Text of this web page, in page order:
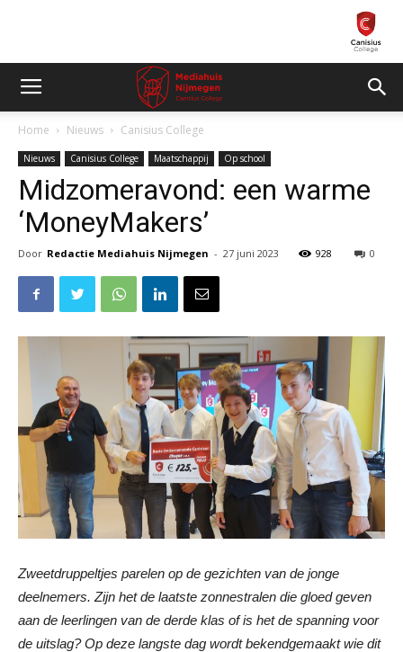
Home Nieuws Canisius College
Nieuws Canisius College Maatschappij Op school
Midzomeravond: een warme
‘MoneyMakers’
Door Redactie Mediahuis Nijmegen - 27 juni 2023 928 0
Zweetdruppeltjes parelen op de gezichten van de jonge
deelnemers. Zijn het de laatste zonnestralen die gloed geven
aan de leerlingen van de derde klas of is het de spanning voor
de uitslag? Op deze langste dag wordt bekendgemaakt wie dit